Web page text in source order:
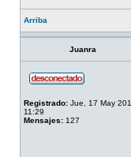
Arriba
Juanra
Registrado: Jue, 17 May
11:29
Mensajes: 127